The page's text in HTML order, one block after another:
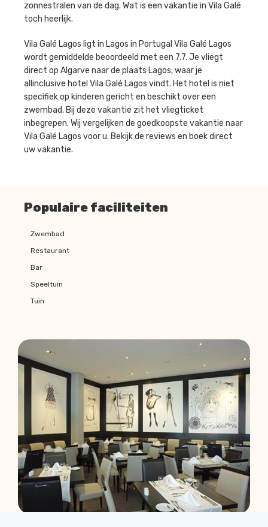
zonnestralen van de dag. Wat is een vakantie in Vila Galé
toch heerlijk.
Vila Galé Lagos ligt in Lagos in Portugal Vila Galé Lagos
wordt gemiddelde beoordeeld met een 7.7. Je vliegt
direct op Algarve naar de plaats Lagos, waar je
allinclusive hotel Vila Galé Lagos vindt. Het hotel is niet
specifiek op kinderen gericht en beschikt over een
zwembad. Bij deze vakantie zit het vliegticket
inbegrepen. Wij vergelijken de goedkoopste vakantie naar
Vila Galé Lagos voor u. Bekijk de reviews en boek direct
uw vakantie.
Populaire faciliteiten
Zwembad
Restaurant
Bar
Speeltuin
Tuin